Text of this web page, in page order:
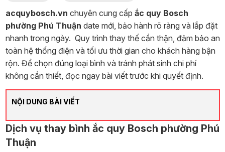
acquybosch.vn chuyên cung cấp ắc quy Bosch
phường Phú Thuận date mới, bảo hành rõ ràng và lắp đặt
nhanh trong ngày. Quy trình thay thế cẩn thận, đảm bảo an
toàn hệ thống điện và tối ưu thời gian cho khách hàng bận
rộn. Để chọn đúng loại bình và tránh phát sinh chi phí
không cần thiết, đọc ngay bài viết trước khi quyết định.
NỘI DUNG BÀI VIẾT
Dịch vụ thay bình ắc quy Bosch phường Phú
Thuận